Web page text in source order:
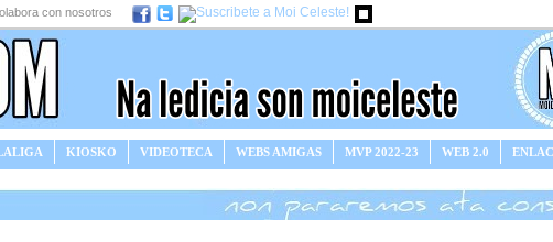
con nosotros
KIOSKO VIDEOTECA WEBS AMIGAS MVP 2022-23 WEB 2.0